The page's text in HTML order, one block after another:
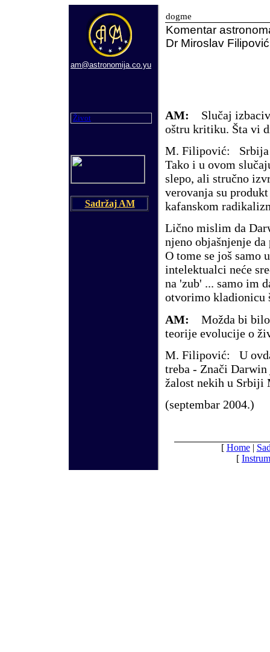
am@astronomija.co.yu
Život
Sadržaj AM
dogme
Komentar
Dr Miroslav Filipović
AM:
Slučaj
oštru kritiku. Šta vi
M. Filipović: Srbija
Tako i u ovom
slepo, ali stručno
verovanja su
kafanskom
Lično mislim da
njeno objašnjenje
O tome se još samo
intelektualci neće
na 'zub' ... samo im
otvorimo kladionicu
AM:
Možda bi
teorije evolucije o
M. Filipović: U
treba - Znači
žalost nekih u Srbiji
(septembar 2004.)
[ Home|
[